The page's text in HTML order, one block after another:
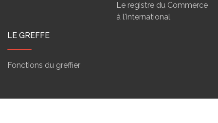
Le registre du Commerce
à l'international
LE GREFFE
Fonctions du greffier